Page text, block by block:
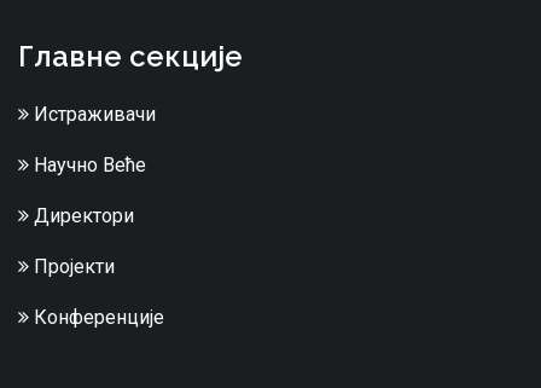
Главне секције
Истраживачи
Научно Веће
Директори
Пројекти
Конференције